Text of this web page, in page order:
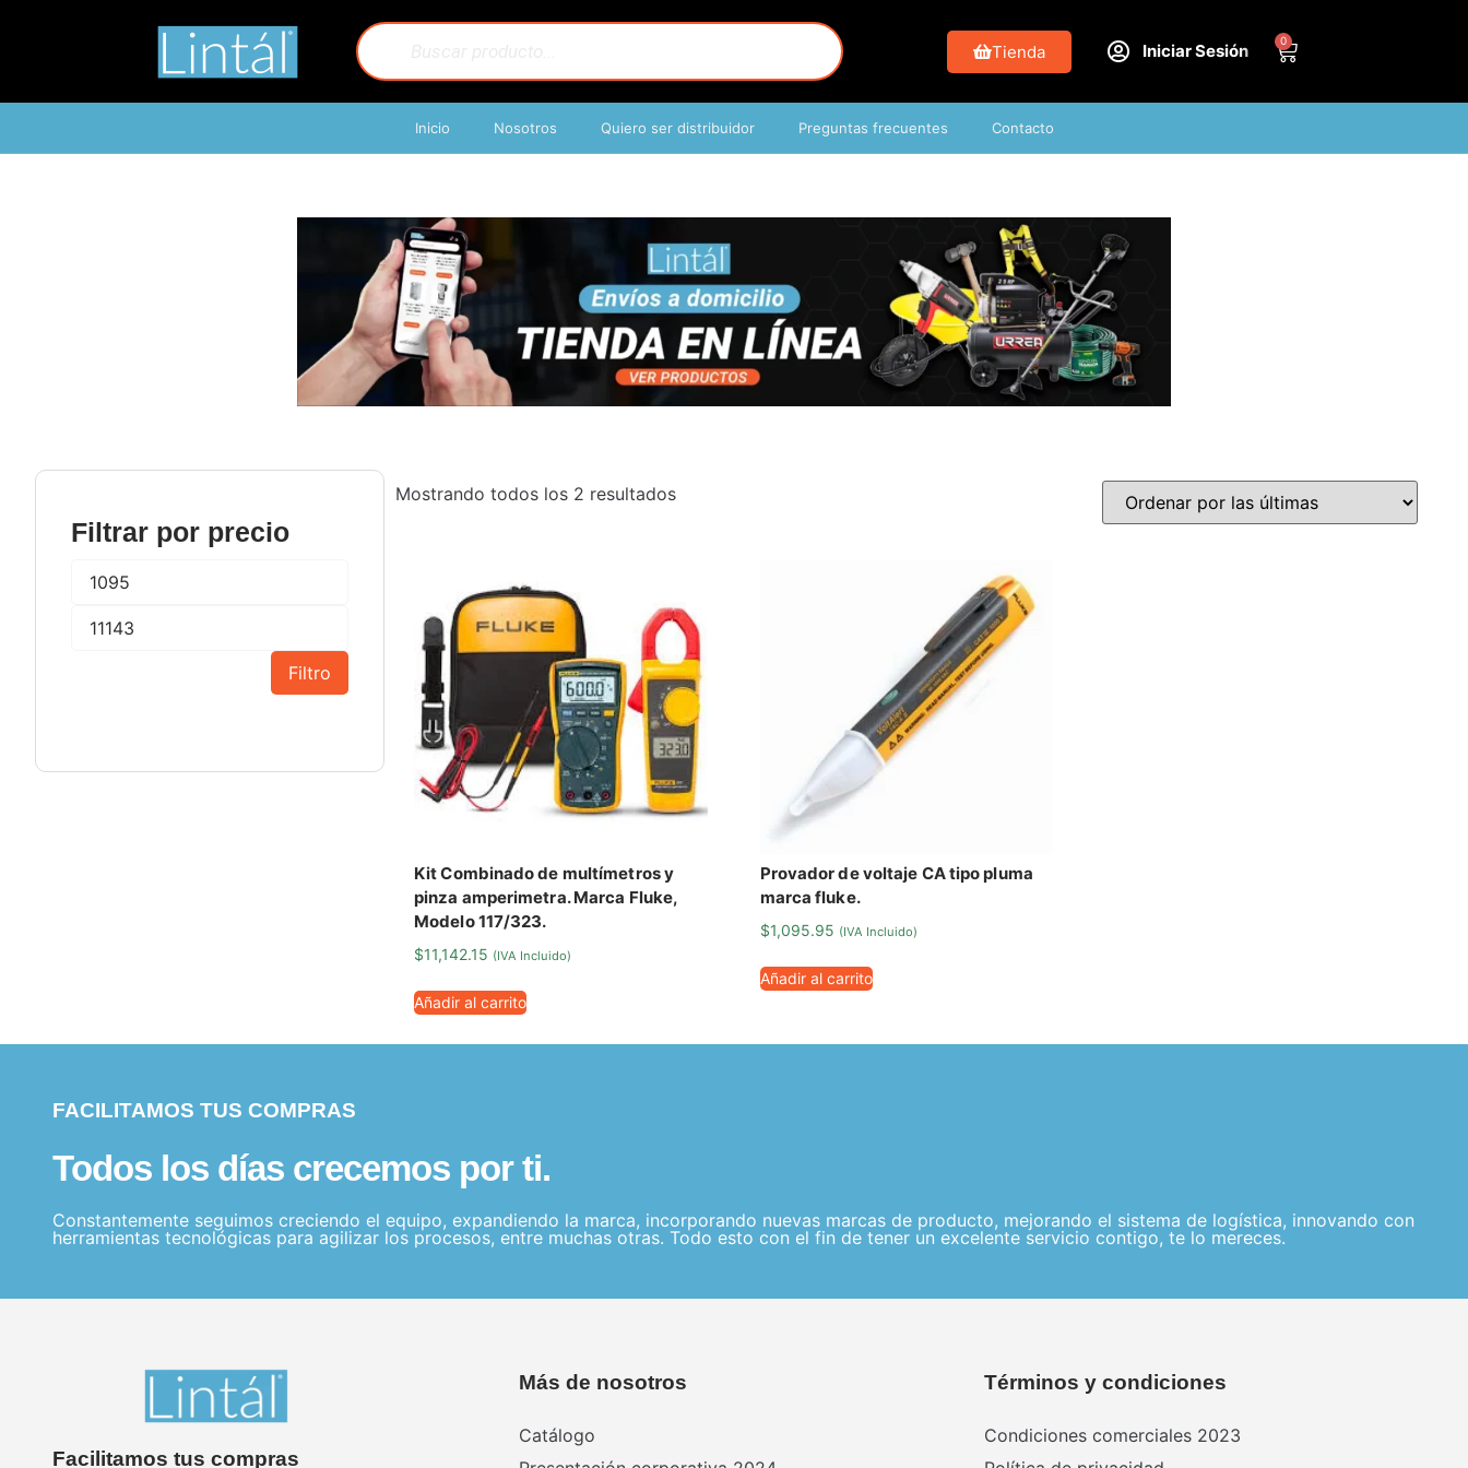
Tienda Iniciar Sesión
0
Inicio Nosotros Quiero ser distribuidor Preguntas frecuentes Contacto
Filtrar por precio
Filtro
Mostrando todos los 2 resultados
Kit Combinado de multímetros y
pinza amperimetra. Marca Fluke,
Modelo 117/323.
$11,142.15 (IVA Incluido)
Añadir al carrito
Provador de voltaje CA tipo pluma
marca fluke.
$1,095.95 (IVA Incluido)
Añadir al carrito
FACILITAMOS TUS COMPRAS
Todos los días crecemos por ti.
Constantemente seguimos creciendo el equipo, expandiendo la marca, incorporando nuevas marcas de producto, mejorando el sistema de logística, innovando con
herramientas tecnológicas para agilizar los procesos, entre muchas otras. Todo esto con el fin de tener un excelente servicio contigo, te lo mereces.
Facilitamos tus compras
Más de nosotros
Catálogo
Términos y condiciones
Condiciones comerciales 2023